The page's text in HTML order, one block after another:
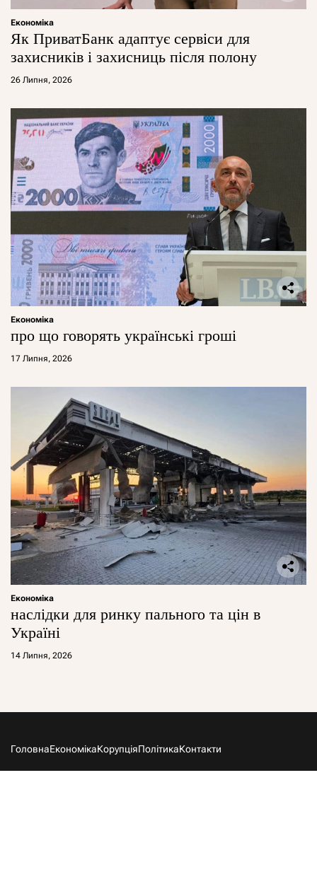
Економіка
Як ПриватБанк адаптує сервіси для
захисників і захисниць після полону
26 Липня, 2026
Економіка
про що говорять українські гроші
17 Липня, 2026
Економіка
наслідки для ринку пального та цін в
Україні
14 Липня, 2026
ГоловнаЕкономікаКорупціяПолітикаКонтакти